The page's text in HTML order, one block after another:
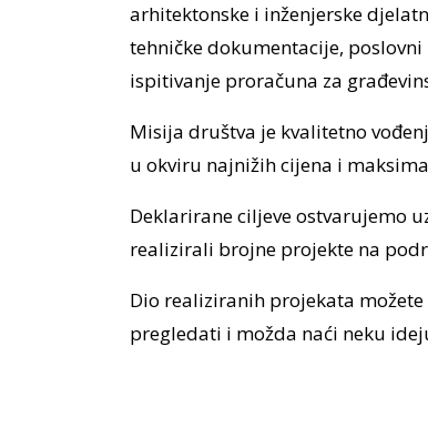
arhitektonske i inženjerske
tehničke dokumentacije,
ispitivanje proračuna za
Misija društva je kvalitetno
u okviru najnižih cijena i
Deklarirane ciljeve ostvarujemo
realizirali brojne projekte na
Dio realiziranih projekata
pregledati i možda naći neku